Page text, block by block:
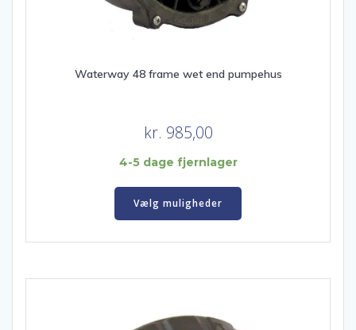
Waterway 48 frame wet end pumpehus
kr. 985,00
4-5 dage fjernlager
Vælg muligheder
Dette
har